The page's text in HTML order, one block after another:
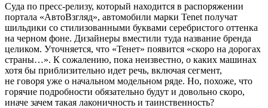
Суда по пресс-релизу, который находится в распоряжении
портала «АвтоВзгляд», автомобили марки Tenet получат
шильдики со стилизованными буквами серебристого оттенка
на черном фоне. Дизайнеры вместили туда название бренда
целиком. Уточняется, что «Тенет» появится «скоро на дорогах
страны…». К сожалению, пока неизвестно, о каких машинах
хотя бы приблизительно идет речь, включая сегмент,
не говоря уже о начальном модельном ряде. Но, похоже, что
горячие подробности обязательно будут и довольно скоро,
иначе зачем такая лаконичность и таинственность?